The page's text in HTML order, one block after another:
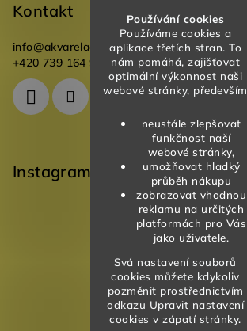
Používání cookies
Používáme cookies a
aplikace třetích stran. To
nám pomáhá, zajišťovat
optimální výkonnost naši
webové stránky, především
neustále zlepšovat
funkčnost naší
webové stránky,
umožňovat hladký
průběh nákupu
zobrazovat vhodnou
reklamu na určitých
platformách pro Vás
jako uživatele.
Svá nastavení souborů
cookies můžete kdykoliv
pozměnit prostřednictvím
odkazu Upravit nastavení
cookies v zápatí stránky.
Kontakt
info@akvareladesign.cz
+420 739 164 946
Instagram